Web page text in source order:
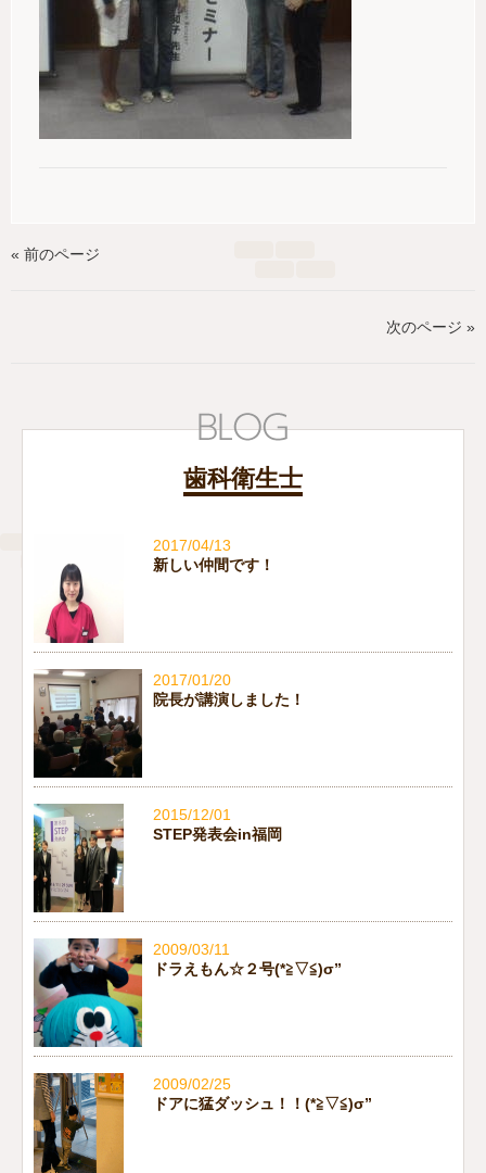
« 前のページ
次のページ »
歯科衛生士
2017/04/13
新しい仲間です！
2017/01/20
院長が講演しました！
2015/12/01
STEP発表会in福岡
2009/03/11
ドラえもん☆２号(*≧▽≦)σ”
2009/02/25
ドアに猛ダッシュ！！(*≧▽≦)σ”